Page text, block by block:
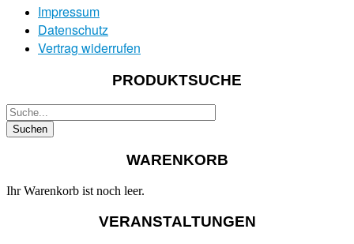
Impressum
Datenschutz
Vertrag widerrufen
PRODUKTSUCHE
WARENKORB
Ihr Warenkorb ist noch leer.
VERANSTALTUNGEN